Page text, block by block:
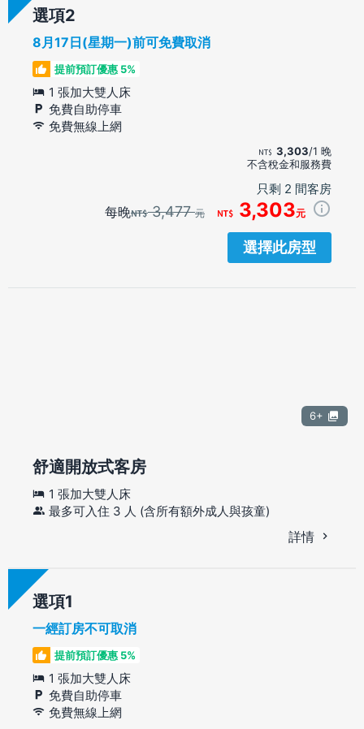
選項
8月17日(星期一)前可免費取消
提前預訂優惠 5%
1 張加大雙人床
免費自助停車
免費無線上網
3,303/1 晚
不含稅金和服務費
只剩 2 間客房
每晚 3,477元 3,303元
選擇此房型
6+
舒適開放式客房
1 張加大雙人床
最多可入住 3 人 (含所有額外成人與孩童)
詳情
選項
一經訂房不可取消
提前預訂優惠 5%
1 張加大雙人床
免費自助停車
免費無線上網